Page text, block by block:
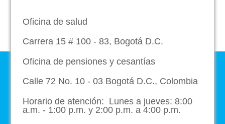
Oficina de salud
Carrera 15 # 100 - 83, Bogotá D.C.
Oficina de pensiones y cesantías
Calle 72 No. 10 - 03 Bogotá D.C., Colombia
Horario de atención: Lunes a jueves: 8:00
a.m. - 1:00 p.m. y 2:00 p.m. a 4:00 p.m.